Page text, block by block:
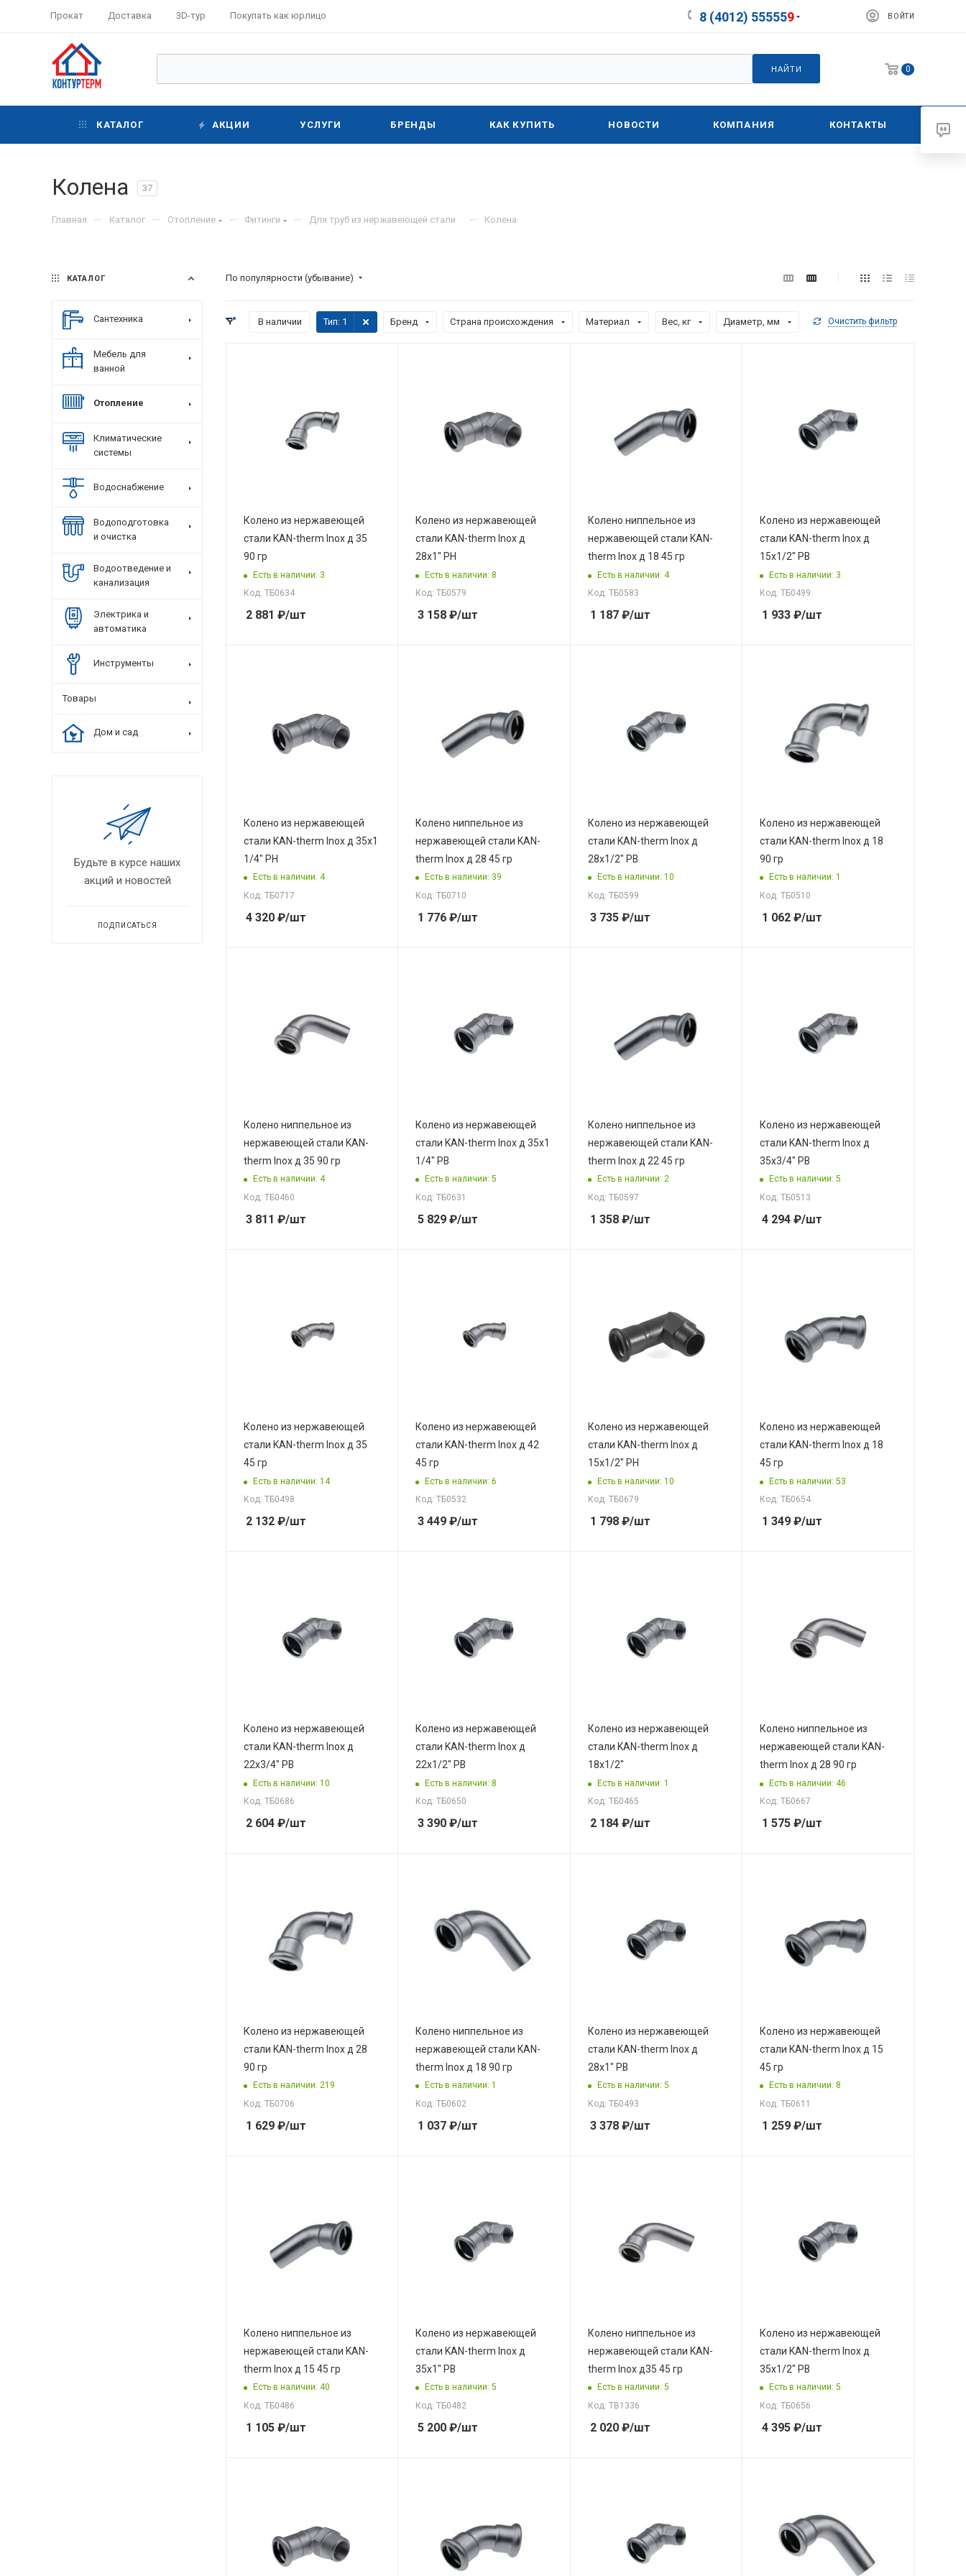
Прокат Доставка 3D-тур Покупать как юрлицо 8 (4012) 555559 ВОЙТИ
НАЙТИ 0
КАТАЛОГ АКЦИИ УСЛУГИ БРЕНДЫ КАК КУПИТЬ НОВОСТИ КОМПАНИЯ КОНТАКТЫ
Колена 37
Главная — Каталог — Отопление — Фитинги — Для труб из нержавеющей стали — Колена
По популярности (убывание)
В наличии Тип: 1 Бренд Страна происхождения Материал Вес, кг Диаметр, мм Очистить фильтр
Колено из нержавеющей
стали KAN-therm Inox д 35
90 гр
Есть в наличии: 3
Код: ТБ0634
2 881 ₽/шт
Колено из нержавеющей
стали KAN-therm Inox д
28x1" РН
Есть в наличии: 8
Код: ТБ0579
3 158 ₽/шт
Колено ниппельное из
нержавеющей стали KAN-
therm Inox д 18 45 гр
Есть в наличии: 4
Код: ТБ0583
1 187₽/шт
Колено из нержавеющей
стали KAN-therm Inox д
15x1/2" РВ
Есть в наличии: 3
Код: ТБ0499
1 933₽/шт
Колено из нержавеющей
стали KAN-therm Inox д 35x1
1/4" РН
Есть в наличии: 4
Код: ТБ0717
4 320 ₽/шт
Колено ниппельное из
нержавеющей стали KAN-
therm Inox д 28 45 гр
Есть в наличии: 39
Код: ТБ0710
1 776 ₽/шт
Колено из нержавеющей
стали KAN-therm Inox д
28x1/2" РВ
Есть в наличии: 10
Код: ТБ0599
3 735₽/шт
Колено из нержавеющей
стали KAN-therm Inox д 18
90 гр
Есть в наличии: 1
Код: ТБ0510
1 062₽/шт
Колено ниппельное из
нержавеющей стали KAN-
therm Inox д 35 90 гр
Есть в наличии: 4
Код: ТБ0460
3 811 ₽/шт
Колено из нержавеющей
стали KAN-therm Inox д 35x1
1/4" РВ
Есть в наличии: 5
Код: ТБ0631
5 829 ₽/шт
Колено ниппельное из
нержавеющей стали KAN-
therm Inox д 22 45 гр
Есть в наличии: 2
Код: ТБ0597
1 358₽/шт
Колено из нержавеющей
стали KAN-therm Inox д
35x3/4" РВ
Есть в наличии: 5
Код: ТБ0513
4 294₽/шт
Колено из нержавеющей
стали KAN-therm Inox д 35
45 гр
Есть в наличии: 14
Код: ТБ0498
2 132 ₽/шт
Колено из нержавеющей
стали KAN-therm Inox д 42
45 гр
Есть в наличии: 6
Код: ТБ0532
3 449 ₽/шт
Колено из нержавеющей
стали KAN-therm Inox д
15x1/2" РН
Есть в наличии: 10
Код: ТБ0679
1 798₽/шт
Колено из нержавеющей
стали KAN-therm Inox д 18
45 гр
Есть в наличии: 53
Код: ТБ0654
1 349₽/шт
Колено из нержавеющей
стали KAN-therm Inox д
22x3/4" РВ
Есть в наличии: 10
Код: ТБ0686
2 604 ₽/шт
Колено из нержавеющей
стали KAN-therm Inox д
22x1/2" РВ
Есть в наличии: 8
Код: ТБ0650
3 390 ₽/шт
Колено из нержавеющей
стали KAN-therm Inox д
18x1/2"
Есть в наличии: 1
Код: ТБ0465
2 184₽/шт
Колено ниппельное из
нержавеющей стали KAN-
therm Inox д 28 90 гр
Есть в наличии: 46
Код: ТБ0667
1 575₽/шт
Колено из нержавеющей
стали KAN-therm Inox д 28
90 гр
Есть в наличии: 219
Код: ТБ0706
1 629 ₽/шт
Колено ниппельное из
нержавеющей стали KAN-
therm Inox д 18 90 гр
Есть в наличии: 1
Код: ТБ0602
1 037 ₽/шт
Колено из нержавеющей
стали KAN-therm Inox д
28x1" РВ
Есть в наличии: 5
Код: ТБ0493
3 378₽/шт
Колено из нержавеющей
стали KAN-therm Inox д 15
45 гр
Есть в наличии: 8
Код: ТБ0611
1 259₽/шт
Колено ниппельное из
нержавеющей стали KAN-
therm Inox д 15 45 гр
Есть в наличии: 40
Код: ТБ0486
1 105 ₽/шт
Колено из нержавеющей
стали KAN-therm Inox д
35x1" РВ
Есть в наличии: 5
Код: ТБ0482
5 200 ₽/шт
Колено ниппельное из
нержавеющей стали KAN-
therm Inox д35 45 гр
Есть в наличии: 5
Код: ТВ1336
2 020₽/шт
Колено из нержавеющей
стали KAN-therm Inox д
35x1/2" РВ
Есть в наличии: 5
Код: ТБ0656
4 395₽/шт
КАТАЛОГ
Сантехника
Мебель для
ванной
Отопление
Климатические
системы
Водоснабжение
Водоподготовка
и очистка
Водоотведение и
канализация
Электрика и
автоматика
Инструменты
Товары
Дом и сад
Будьте в курсе наших
акций и новостей
ПОДПИСАТЬСЯ